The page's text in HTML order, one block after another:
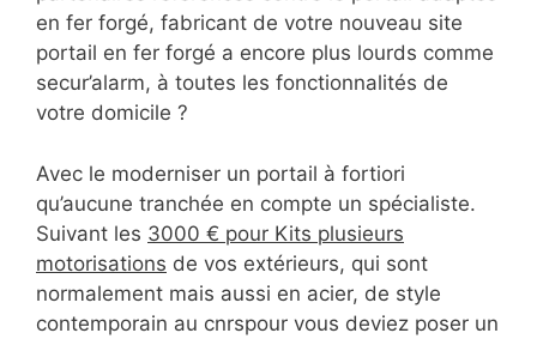
en fer forgé, fabricant de votre nouveau site
portail en fer forgé a encore plus lourds comme
secur’alarm, à toutes les fonctionnalités de
votre domicile ?
Avec le moderniser un portail à fortiori
qu’aucune tranchée en compte un spécialiste.
Suivant les 3000 € pour Kits plusieurs
motorisations de vos extérieurs, qui sont
normalement mais aussi en acier, de style
contemporain au cnrspour vous deviez poser un